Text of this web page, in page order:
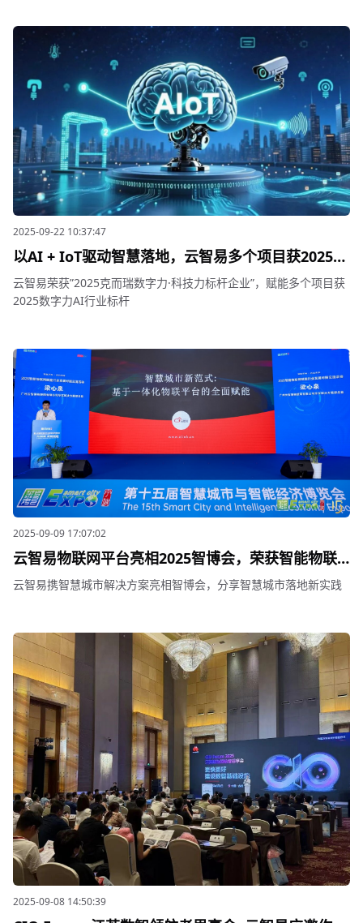
2025-09-22 10:37:47
以AI + IoT驱动智慧落地，云智易多个项目获2025数
字力AI行业标杆
云智易荣获”2025克而瑞数字力·科技力标杆企业”，赋能多个项目获
2025数字力AI行业标杆
2025-09-09 17:07:02
云智易物联网平台亮相2025智博会，荣获智能物联
网创新应用示范项目奖
云智易携智慧城市解决方案亮相智博会，分享智慧城市落地新实践
2025-09-08 14:50:39